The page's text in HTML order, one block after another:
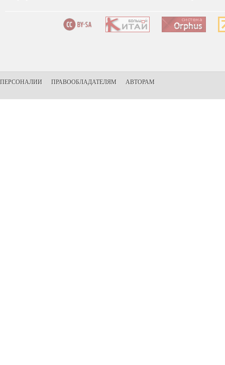
ПЕРСОНАЛИИ ПРАВООБЛАДАТЕЛЯМ АВТОРАМ